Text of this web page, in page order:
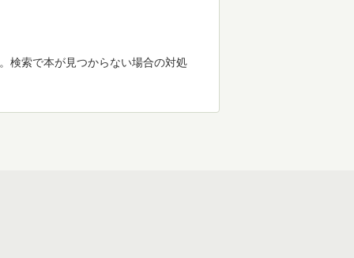
検索で本が見つからない場合の対処